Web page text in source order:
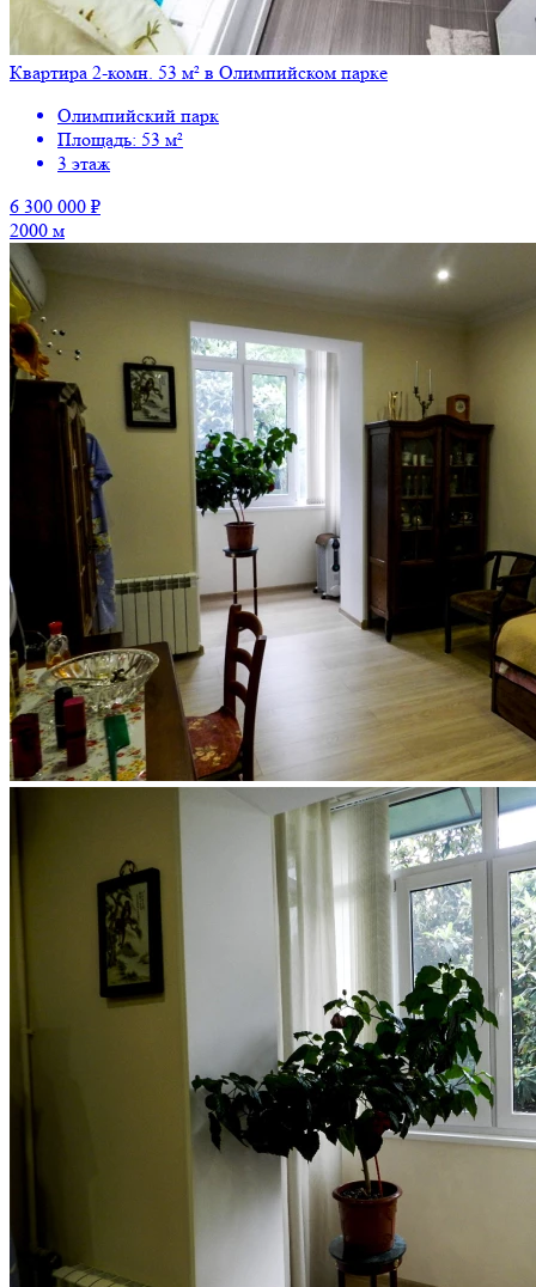
Квартира 2-комн. 53 м² в Олимпийском парке
Олимпийский парк
Площадь: 53 м²
3 этаж
6 300 000 ₽
2000 м